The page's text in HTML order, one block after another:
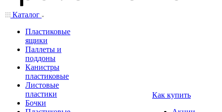
Каталог
Пластиковые
ящики
Паллеты и
поддоны
Канистры
пластиковые
Листовые
пластики
Бочки
Как купить